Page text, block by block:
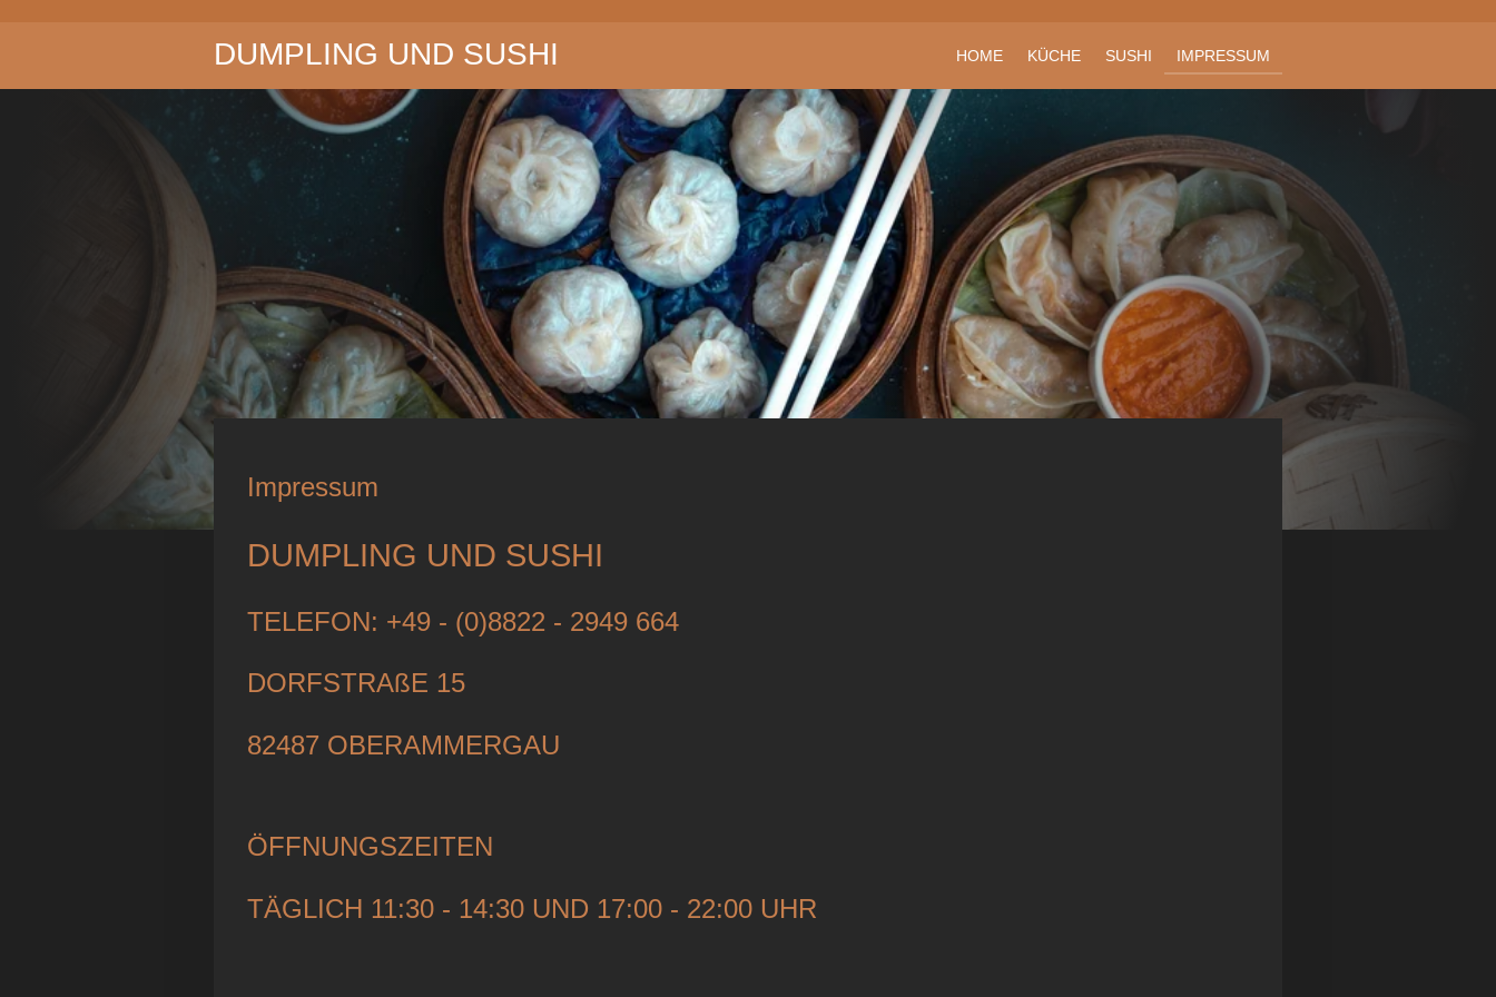
DUMPLING UND SUSHI HOME KÜCHE SUSHI IMPRESSUM
Impressum
DUMPLING UND SUSHI
TELEFON: +49 - (0)8822 - 2949 664
DORFSTRAßE 15
82487 OBERAMMERGAU
ÖFFNUNGSZEITEN
TÄGLICH 11:30 - 14:30 UND 17:00 - 22:00 UHR